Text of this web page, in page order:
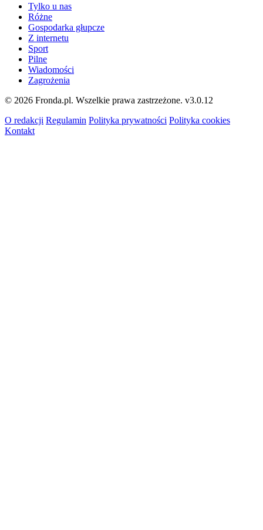
Tylko u nas
Różne
Gospodarka głupcze
Z internetu
Sport
Pilne
Wiadomości
Zagrożenia
© 2026 Fronda.pl. Wszelkie prawa zastrzeżone. v3.0.12
O redakcji Regulamin Polityka prywatności Polityka cookies
Kontakt